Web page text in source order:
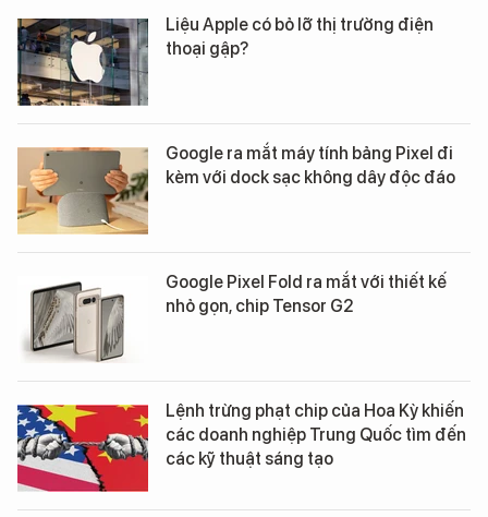
Liệu Apple có bỏ lỡ thị trường điện
thoại gập?
Google ra mắt máy tính bảng Pixel đi
kèm với dock sạc không dây độc đáo
Google Pixel Fold ra mắt với thiết kế
nhỏ gọn, chip Tensor G2
Lệnh trừng phạt chip của Hoa Kỳ khiến
các doanh nghiệp Trung Quốc tìm đến
các kỹ thuật sáng tạo